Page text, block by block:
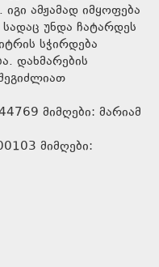
ამჟამად იმყოფება
უნდა ჩატარდეს
სჭირდება
დახმარების
მიმღები: მარიამ
მიმღები: